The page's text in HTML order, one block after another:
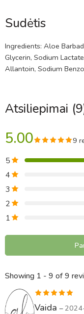
Sudėtis
Ingredients: Aloe
Glycerin, Sodium
Allantoin, Sodium
Atsiliepimai
5.00 9
5
4
3
2
1
Showing 1 - 9 of 9
Įvertinimas:
Vaida –